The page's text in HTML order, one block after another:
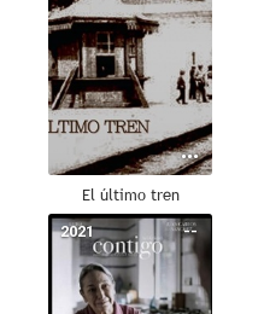
El último tren
--
2021